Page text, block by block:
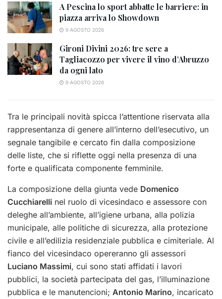
A Pescina lo sport abbatte le barriere: in
piazza arriva lo Showdown
9 AGOSTO 2026
Gironi Divini 2026: tre sere a
Tagliacozzo per vivere il vino d’Abruzzo
da ogni lato
9 AGOSTO 2026
Tra le principali novità spicca l’attentione riservata alla
rappresentanza di genere all’interno dell’esecutivo, un
segnale tangibile e cercato fin dalla composizione
delle liste, che si riflette oggi nella presenza di una
forte e qualificata componente femminile.
La composizione della giunta vede Domenico
Cucchiarelli nel ruolo di vicesindaco e assessore con
deleghe all’ambiente, all’igiene urbana, alla polizia
municipale, alle politiche di sicurezza, alla protezione
civile e all’edilizia residenziale pubblica e cimiteriale. Al
fianco del vicesindaco opereranno gli assessori
Luciano Massimi, cui sono stati affidati i lavori
pubblici, la società partecipata del gas, l’illuminazione
pubblica e le manutencioni; Antonio Marino, incaricato